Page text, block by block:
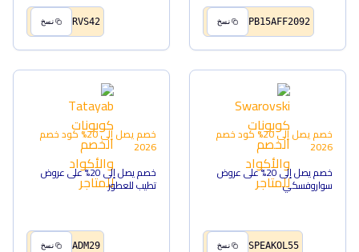
PB15AFF2092 نسخ RVS42 نسخ
خصم يصل إلى 20% كود خصم
2026
خصم يصل إلى 20% على عروض
سواروفسكي
SPEAKOL55 نسخ
خصم يصل إلى 20% كود خصم
2026
خصم يصل إلى 20% على عروض
تطيب للعطور
ADM29 نسخ